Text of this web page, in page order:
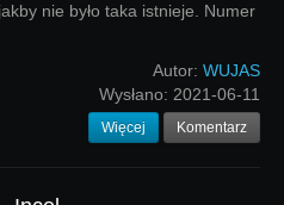
nie było taka istnieje. Numer
Autor: WUJAS
Wysłano: 2021-06-11
Więcej Komentarz